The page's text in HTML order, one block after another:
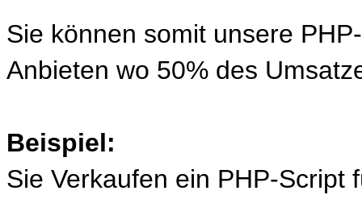
Sie können somit unsere
Anbieten wo 50% des
Beispiel:
Sie Verkaufen ein PHP-Script